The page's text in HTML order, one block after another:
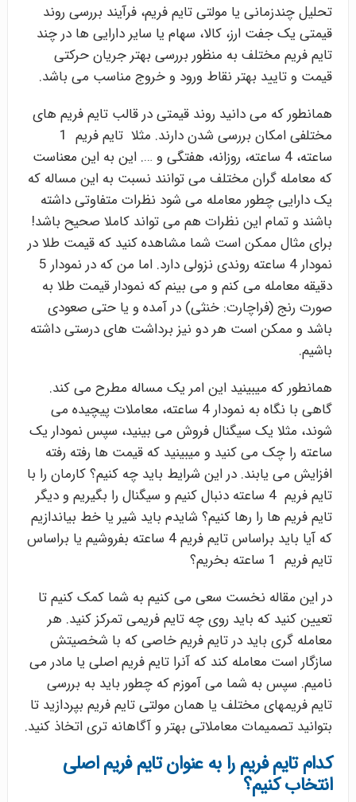
تحلیل چندزمانی یا مولتی تایم فریم، فرآیند بررسی روند
قیمتی یک جفت ارز، کالا، سهام یا سایر دارایی ها در چند
تایم فریم مختلف به منظور بررسی بهتر جریان حرکتی
قیمت و تایید بهتر نقاط ورود و خروج مناسب می باشد.
همانطور که می دانید روند قیمتی در قالب تایم فریم های
مختلفی امکان بررسی شدن دارند. مثلا تایم فریم 1
ساعته، 4 ساعته، روزانه، هفتگی و …. این به این معناست
که معامله گران مختلف می توانند نسبت به این مساله که
یک دارایی چطور معامله می شود نظرات متفاوتی داشته
باشند و تمام این نظرات هم می تواند کاملا صحیح باشد!
برای مثال ممکن است شما مشاهده کنید که قیمت طلا در
نمودار 4 ساعته روندی نزولی دارد. اما من که در نمودار 5
دقیقه معامله می کنم و می بینم که نمودار قیمت طلا به
صورت رنج (فراچارت: خنثی) در آمده و یا حتی صعودی
باشد و ممکن است هر دو نیز برداشت های درستی داشته
باشیم.
همانطور که میبینید این امر یک مساله مطرح می کند.
گاهی با نگاه به نمودار 4 ساعته، معاملات پیچیده می
شوند، مثلا یک سیگنال فروش می بینید، سپس نمودار یک
ساعته را چک می کنید و میبینید که قیمت ها رفته رفته
افزایش می یابند. در این شرایط باید چه کنیم؟ کارمان را با
تایم فریم 4 ساعته دنبال کنیم و سیگنال را بگیریم و دیگر
تایم فریم ها را رها کنیم؟ شایدم باید شیر یا خط بیاندازیم
که آیا باید براساس تایم فریم 4 ساعته بفروشیم یا براساس
تایم فریم 1 ساعته بخریم؟
در این مقاله نخست سعی می کنیم به شما کمک کنیم تا
تعیین کنید که باید روی چه تایم فریمی تمرکز کنید. هر
معامله گری باید در تایم فریم خاصی که با شخصیتش
سازگار است معامله کند که آنرا تایم فریم اصلی یا مادر می
نامیم. سپس به شما می آموزم که چطور باید به بررسی
تایم فریمهای مختلف یا همان مولتی تایم فریم بپردازید تا
بتوانید تصمیمات معاملاتی بهتر و آگاهانه تری اتخاذ کنید.
کدام تایم فریم را به عنوان تایم فریم اصلی
انتخاب کنیم؟